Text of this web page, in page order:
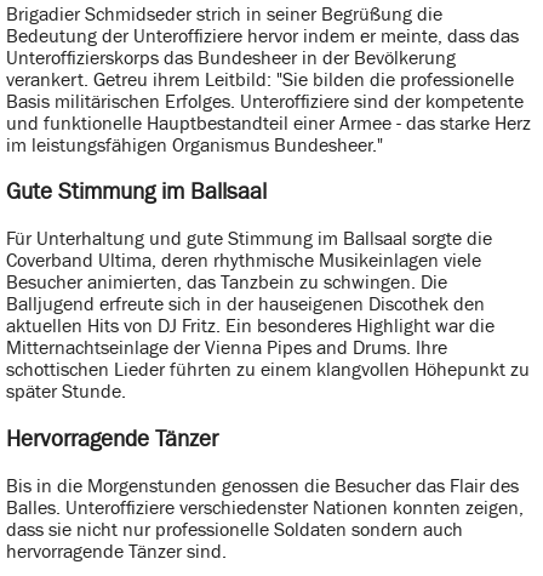
Brigadier Schmidseder strich in seiner Begrüßung die
Bedeutung der Unteroffiziere hervor indem er meinte, dass das
Unteroffizierskorps das Bundesheer in der Bevölkerung
verankert. Getreu ihrem Leitbild: "Sie bilden die professionelle
Basis militärischen Erfolges. Unteroffiziere sind der kompetente
und funktionelle Hauptbestandteil einer Armee - das starke Herz
im leistungsfähigen Organismus Bundesheer."
Gute Stimmung im Ballsaal
Für Unterhaltung und gute Stimmung im Ballsaal sorgte die
Coverband Ultima, deren rhythmische Musikeinlagen viele
Besucher animierten, das Tanzbein zu schwingen. Die
Balljugend erfreute sich in der hauseigenen Discothek den
aktuellen Hits von DJ Fritz. Ein besonderes Highlight war die
Mitternachtseinlage der Vienna Pipes and Drums. Ihre
schottischen Lieder führten zu einem klangvollen Höhepunkt zu
später Stunde.
Hervorragende Tänzer
Bis in die Morgenstunden genossen die Besucher das Flair des
Balles. Unteroffiziere verschiedenster Nationen konnten zeigen,
dass sie nicht nur professionelle Soldaten sondern auch
hervorragende Tänzer sind.